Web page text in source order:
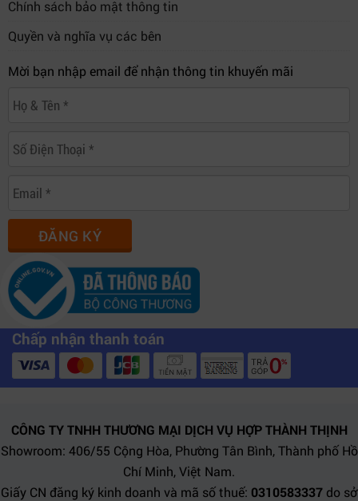
Chính sách bảo mật thông tin
Quyền và nghĩa vụ các bên
Mời bạn nhập email để nhận thông tin khuyến mãi
ĐĂNG KÝ
Chấp nhận thanh toán
CÔNG TY TNHH THƯƠNG MẠI DỊCH VỤ HỢP THÀNH THỊNH
Showroom: 406/55 Cộng Hòa, Phường Tân Bình, Thành phố Hồ
Chí Minh, Việt Nam.
Giấy CN đăng ký kinh doanh và mã số thuế: 0310583337 do sở